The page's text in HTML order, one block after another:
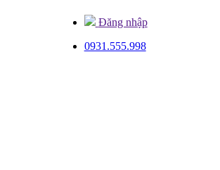
Đăng nhập
0931.555.998